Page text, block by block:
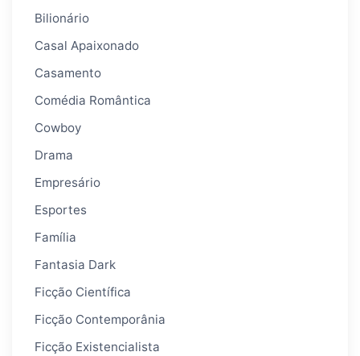
Bilionário
Casal Apaixonado
Casamento
Comédia Romântica
Cowboy
Drama
Empresário
Esportes
Família
Fantasia Dark
Ficção Científica
Ficção Contemporânia
Ficção Existencialista